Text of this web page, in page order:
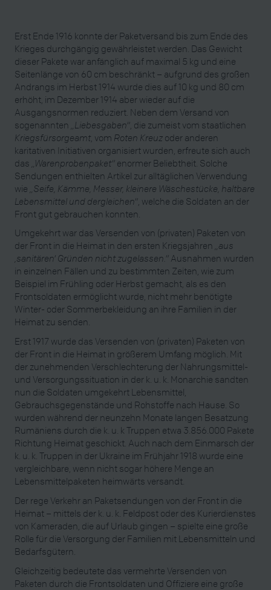
Erst Ende 1916 konnte der Paketversand bis zum Ende des
Krieges durchgängig gewährleistet werden. Das Gewicht
dieser Pakete war anfänglich auf maximal 5 kg und eine
Seitenlänge von 60 cm beschränkt – aufgrund des großen
Andrangs im Herbst 1914 wurde dies auf 10 kg und 80 cm
erhöht, im Dezember 1914 aber wieder auf die
Ausgangsnormen reduziert. Neben dem Versand von
sogenannten „Liebesgaben“ , die zumeist vom staatlichen
Kriegsfürsorgeamt , vom Roten Kreuz oder anderen
karitativen Initiativen organisiert wurden, erfreute sich auch
das „Warenprobenpaket“ enormer Beliebtheit. Solche
Sendungen enthielten Artikel zur alltäglichen Verwendung
wie „Seife, Kämme, Messer, kleinere Wäschestücke, haltbare
Lebensmittel und dergleichen“ , welche die Soldaten an der
Front gut gebrauchen konnten.
Umgekehrt war das Versenden von (privaten) Paketen von
der Front in die Heimat in den ersten Kriegsjahren „aus
‚sanitären‘ Gründen nicht zugelassen.“ Ausnahmen wurden
in einzelnen Fällen und zu bestimmten Zeiten, wie zum
Beispiel im Frühling oder Herbst gemacht, als es den
Frontsoldaten ermöglicht wurde, nicht mehr benötigte
Winter- oder Sommerbekleidung an ihre Familien in der
Heimat zu senden.
Erst 1917 wurde das Versenden von (privaten) Paketen von
der Front in die Heimat in größerem Umfang möglich. Mit
der zunehmenden Verschlechterung der Nahrungsmittel-
und Versorgungssituation in der k. u. k. Monarchie sandten
nun die Soldaten umgekehrt Lebensmittel,
Gebrauchsgegenstände und Rohstoffe nach Hause. So
wurden während der neunzehn Monate langen Besatzung
Rumäniens durch die k. u. k Truppen etwa 3.856.000 Pakete
Richtung Heimat geschickt. Auch nach dem Einmarsch der
k. u. k. Truppen in der Ukraine im Frühjahr 1918 wurde eine
vergleichbare, wenn nicht sogar höhere Menge an
Lebensmittelpaketen heimwärts versandt.
Der rege Verkehr an Paketsendungen von der Front in die
Heimat – mittels der k. u. k. Feldpost oder des Kurierdienstes
von Kameraden, die auf Urlaub gingen – spielte eine große
Rolle für die Versorgung der Familien mit Lebensmitteln und
Bedarfsgütern.
Gleichzeitig bedeutete das vermehrte Versenden von
Paketen durch die Frontsoldaten und Offiziere eine große